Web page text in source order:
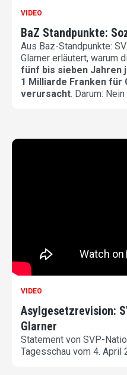
VIDEO
BaZ Standpunkte:
Aus Baz-Standpunkte:
Glarner erläutert, warum
fünf bis sieben Jahren
1 Milliarde Franken für
verursacht. Darum:
VIDEO
Asylgesetzrevision:
Glarner
Statement von SVP-
Tagesschau vom 4. April